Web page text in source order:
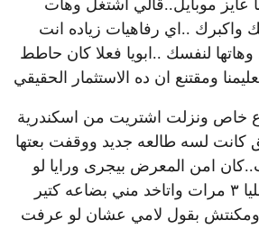
عايز موبايل..قالي اشتغل وهات
واكبرك ..اي رفاهيات زياده انت
لنفسك ..ابويا فعلا كان حاطط
ومقتنع ان ده الاستثمار الحقيقي
خاص ونزلت اشتريت من اسكندرية
كانت لسه طالعه جديد ووقفت بعتها
امن المعرض بيجرى ورايا لو
شافني واتقبض عليا ٣ مرات واتاخد مني بضاعه كتير
بقول لامي عشان لو عرفت